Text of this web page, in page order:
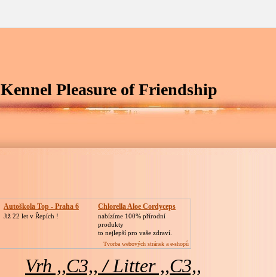
Kennel Pleasure of Friendship
Autoškola Top - Praha 6
Již 22 let v Řepích !
Chlorella Aloe Cordyceps
nabízíme 100% přírodní
produkty
to nejlepší pro vaše zdraví.
Tvorba webových stránek a e-shopů
Vrh ,,C3,, /Litter ,,C3,,